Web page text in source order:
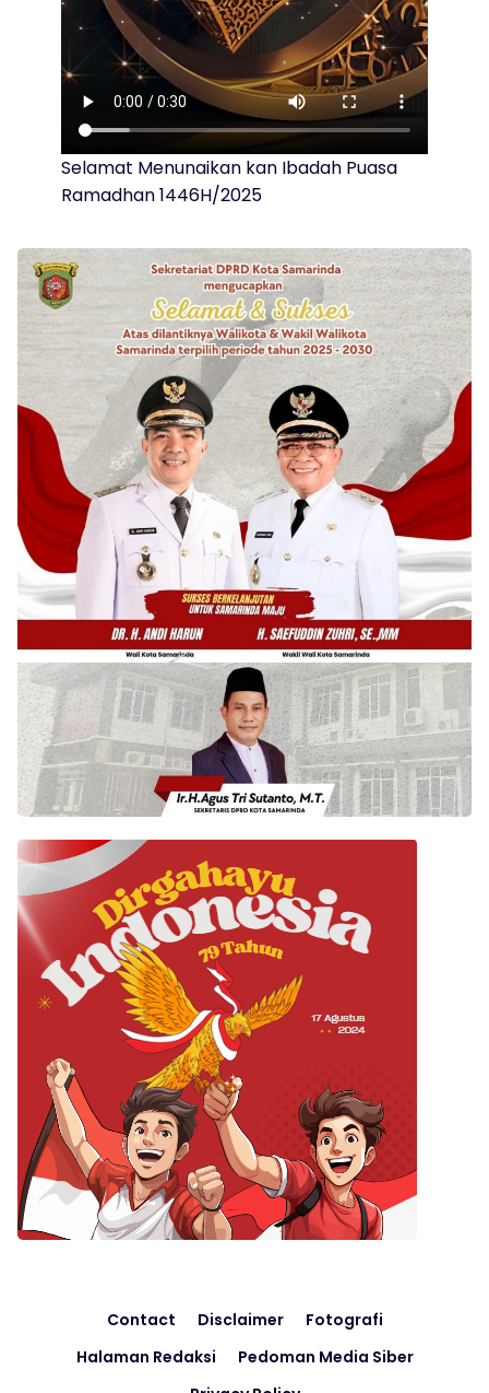
Selamat Menunaikan kan Ibadah Puasa
Ramadhan 1446H/2025
Contact Disclaimer
Fotografi
Halaman Redaksi
Pedoman Media Siber